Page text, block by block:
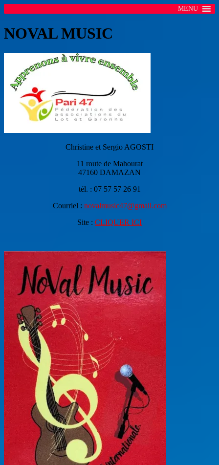
MENU
NOVAL MUSIC
Christine et Sergio AGOSTI
11 route de Mahourat
47160 DAMAZAN
tél. : 07 57 57 26 91
Courriel : novalmusic47@gmail.com
Site : CLIQUER ICI